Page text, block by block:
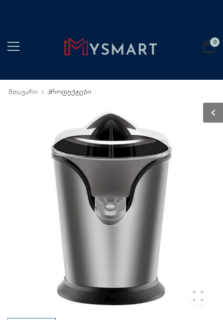
0
მთავარი პროდუქტები